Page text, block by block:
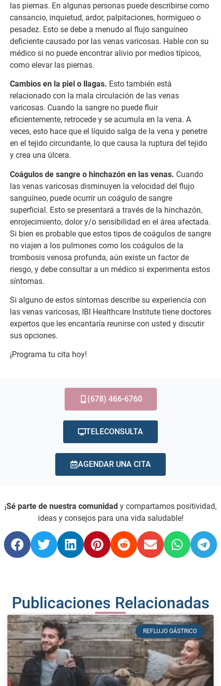
las piernas. En algunas personas puede describirse como
cansancio, inquietud, ardor, palpitaciones, hormigueo o
pesadez. Esto se debe a menudo al flujo sanguíneo
deficiente causado por las venas varicosas. Hable con su
médico si no puede encontrar alivio por medios típicos,
como elevar las piernas.
Cambios en la piel o llagas. Esto también está
relacionado con la mala circulación de las venas
varicosas. Cuando la sangre no puede fluir
eficientemente, retrocede y se acumula en la vena. A
veces, esto hace que el líquido salga de la vena y penetre
en el tejido circundante, lo que causa la ruptura del tejido
y crea una úlcera.
Coágulos de sangre o hinchazón en las venas. Cuando
las venas varicosas disminuyen la velocidad del flujo
sanguíneo, puede ocurrir un coágulo de sangre
superficial. Esto se presentará a través de la hinchazón,
enrojecimiento, dolor y/o sensibilidad en el área afectada.
Si bien es probable que estos tipos de coágulos de sangre
no viajen a los pulmones como los coágulos de la
trombosis venosa profunda, aún existe un factor de
riesgo, y debe consultar a un médico si experimenta estos
síntomas.
Si alguno de estos síntomas describe su experiencia con
las venas varicosas, IBI Healthcare Institute tiene doctores
expertos que les encantaría reunirse con usted y discutir
sus opciones.
¡Programa tu cita hoy!
(678) 466-6760
TELECONSULTA
AGENDAR UNA CITA
¡Sé parte de nuestra comunidad y compartamos positividad,
ideas y consejos para una vida saludable!
Publicaciones Relacionadas
REFLUJO GÁSTRICO